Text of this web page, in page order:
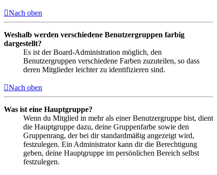
Nach oben
Weshalb werden verschiedene Benutzergruppen farbig
dargestellt?
Es ist der Board-Administration möglich, den
Benutzergruppen verschiedene Farben zuzuteilen, so dass
deren Mitglieder leichter zu identifizieren sind.
Nach oben
Was ist eine Hauptgruppe?
Wenn du Mitglied in mehr als einer Benutzergruppe bist, dient
die Hauptgruppe dazu, deine Gruppenfarbe sowie den
Gruppenrang, der bei dir standardmäßig angezeigt wird,
festzulegen. Ein Administrator kann dir die Berechtigung
geben, deine Hauptgruppe im persönlichen Bereich selbst
festzulegen.